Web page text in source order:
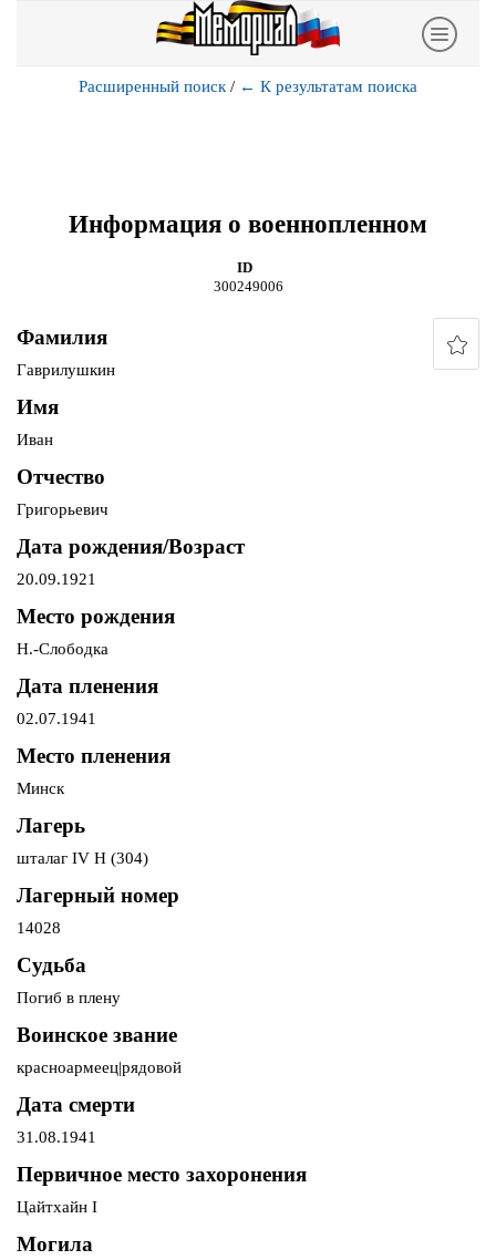
Расширенный поиск / ← К результатам поиска
Информация о военнопленном
ID
300249006
Фамилия
Гаврилушкин
Имя
Иван
Отчество
Григорьевич
Дата рождения/Возраст
20.09.1921
Место рождения
Н.-Слободка
Дата пленения
02.07.1941
Место пленения
Минск
Лагерь
шталаг IV H (304)
Лагерный номер
14028
Судьба
Погиб в плену
Воинское звание
красноармеец|рядовой
Дата смерти
31.08.1941
Первичное место захоронения
Цайтхайн I
Могила